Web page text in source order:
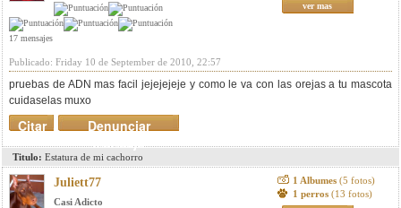
17 mensajes
ver mas
Publicado: Friday 10 de September de 2010, 22:57
pruebas de ADN mas facil jejejejeje y como le va con las orejas a tu mascota
cuidaselas muxo
Denunciar
mensaje
Citar
Titulo: Estatura de mi cachorro
Juliett77
Casi Adicto
1 Albumes (5 fotos)
1 perros (13 fotos)